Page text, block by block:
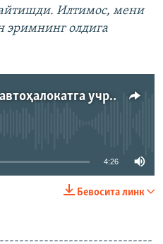
Илтимос, мени
эримнинг олдига
“Эрим Афғонистонда автоҳалокатга учради, унинг олдига боролмаяпман”
манба мавжуд эмас
4:26
Бевосита линк